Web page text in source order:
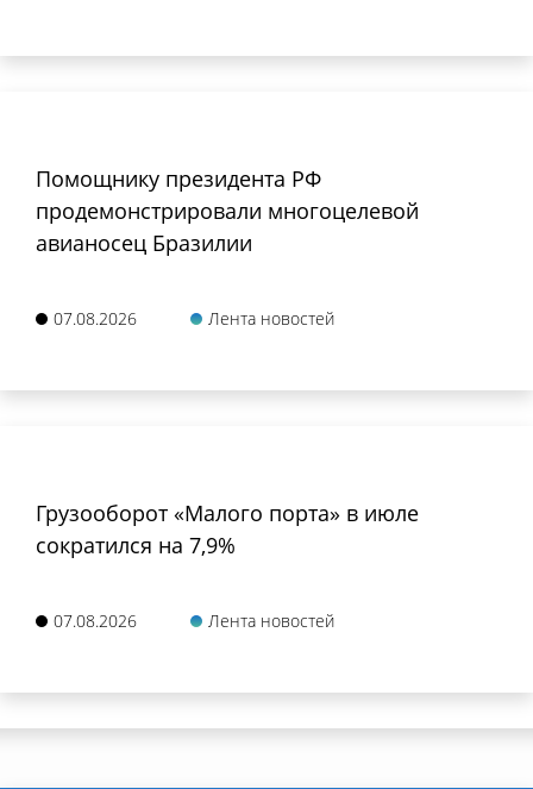
Помощнику президента РФ
продемонстрировали многоцелевой
авианосец Бразилии
07.08.2026 Лента новостей
Грузооборот «Малого порта» в июле
сократился на 7,9%
07.08.2026 Лента новостей